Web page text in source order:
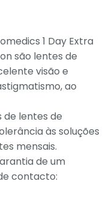
1 Day Extra
são lentes de
visão e
ao
de lentes de
às soluções
mensais.
de um
contacto: